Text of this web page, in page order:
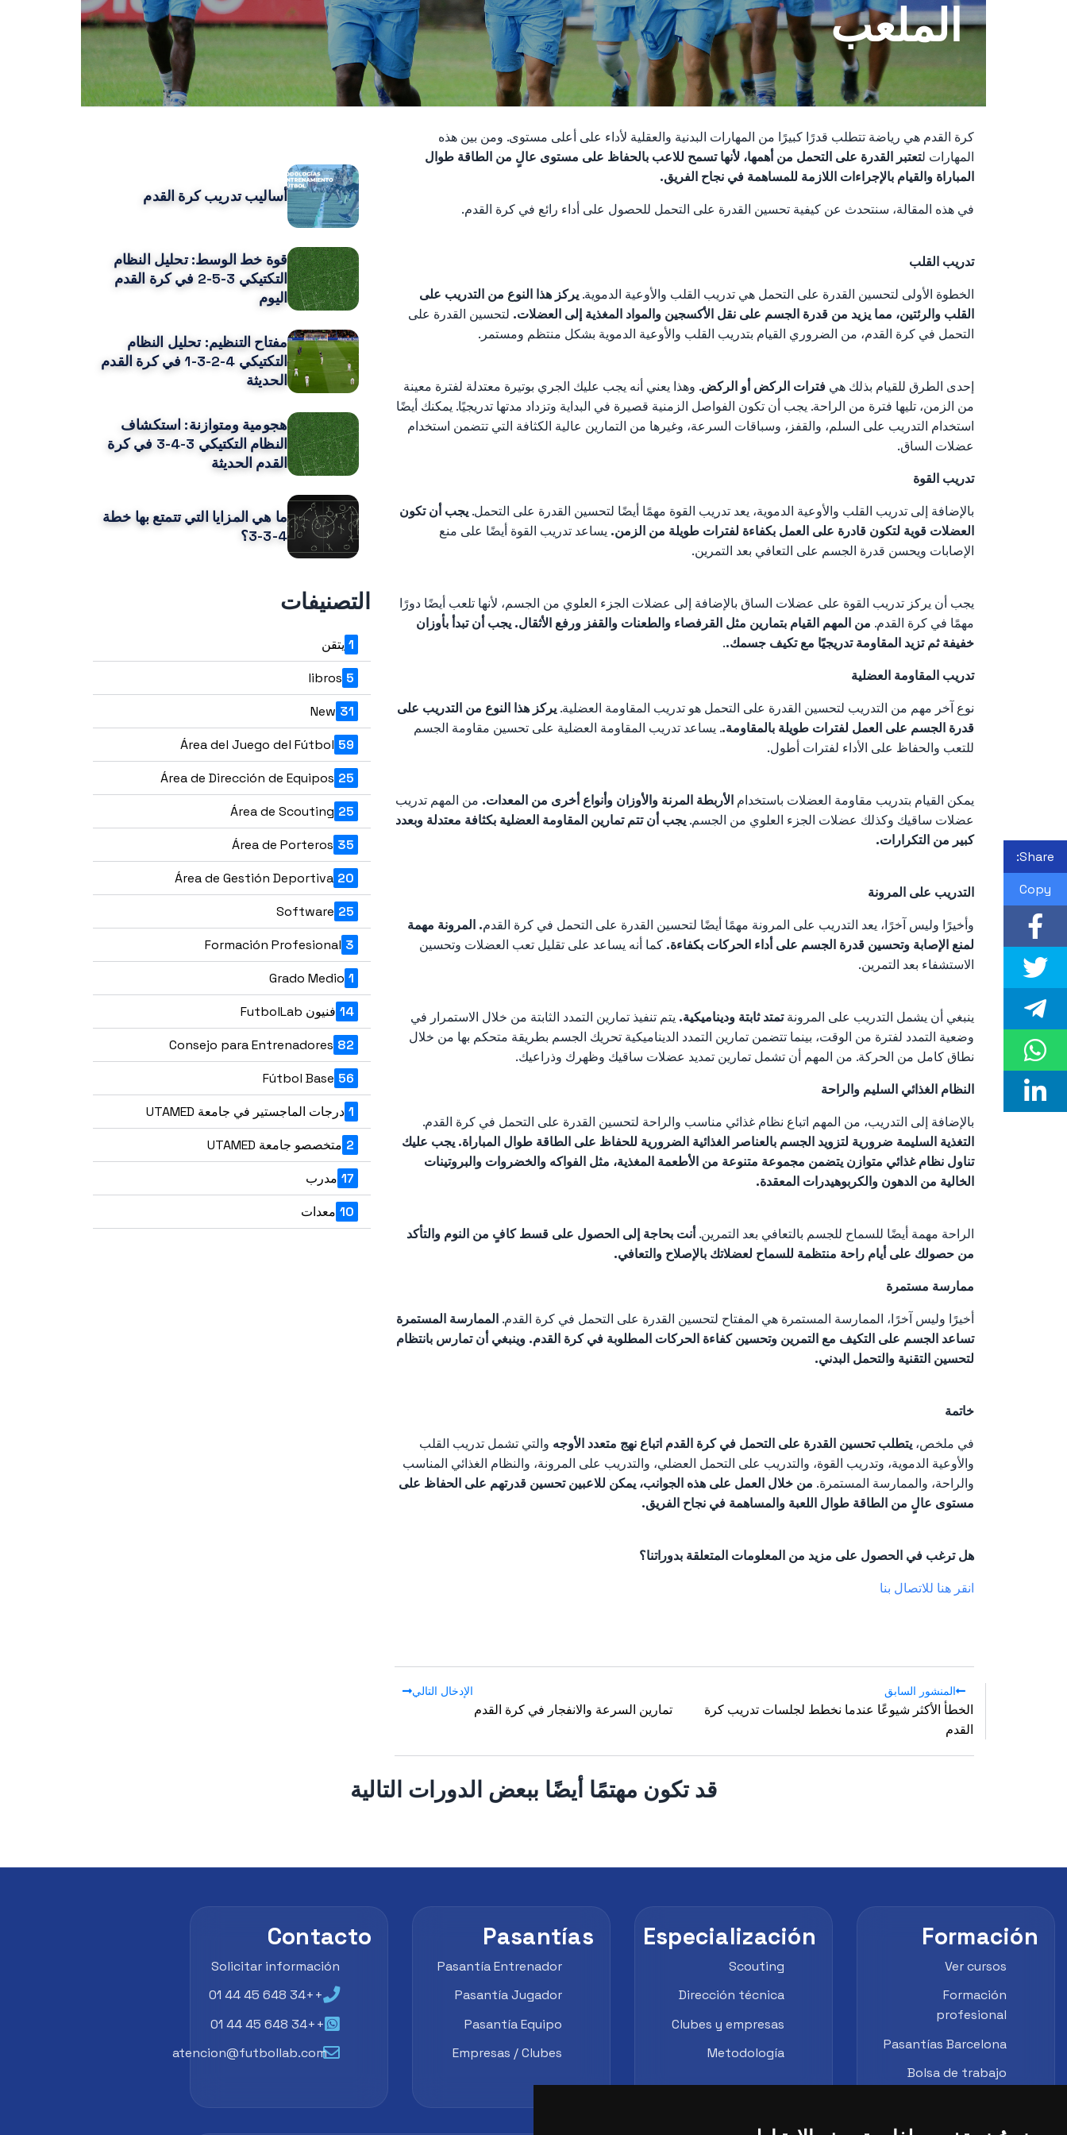
الملعب
كرة القدم هي رياضة تتطلب قدرًا كبيرًا من المهارات البدنية والعقلية لأداء على أعلى مستوى. ومن بين هذه
المهارات لتعتبر القدرة على التحمل من أهمها، لأنها تسمح للاعب بالحفاظ على مستوى عالٍ من الطاقة طوال
المباراة والقيام بالإجراءات اللازمة للمساهمة في نجاح الفريق.
في هذه المقالة، سنتحدث عن كيفية تحسين القدرة على التحمل للحصول على أداء رائع في كرة القدم.
تدريب القلب
الخطوة الأولى لتحسين القدرة على التحمل هي تدريب القلب والأوعية الدموية. يركز هذا النوع من التدريب على
القلب والرئتين، مما يزيد من قدرة الجسم على نقل الأكسجين والمواد المغذية إلى العضلات. لتحسين القدرة على
التحمل في كرة القدم، من الضروري القيام بتدريب القلب والأوعية الدموية بشكل منتظم ومستمر.
إحدى الطرق للقيام بذلك هي فترات الركض أو الركض. وهذا يعني أنه يجب عليك الجري بوتيرة معتدلة لفترة معينة
من الزمن، تليها فترة من الراحة. يجب أن تكون الفواصل الزمنية قصيرة في البداية وتزداد مدتها تدريجيًا. يمكنك أيضًا
استخدام التدريب على السلم، والقفز، وسباقات السرعة، وغيرها من التمارين عالية الكثافة التي تتضمن استخدام
عضلات الساق.
تدريب القوة
بالإضافة إلى تدريب القلب والأوعية الدموية، يعد تدريب القوة مهمًا أيضًا لتحسين القدرة على التحمل. يجب أن تكون
العضلات قوية لتكون قادرة على العمل بكفاءة لفترات طويلة من الزمن. يساعد تدريب القوة أيضًا على منع
الإصابات ويحسن قدرة الجسم على التعافي بعد التمرين.
يجب أن يركز تدريب القوة على عضلات الساق بالإضافة إلى عضلات الجزء العلوي من الجسم، لأنها تلعب أيضًا دورًا
مهمًا في كرة القدم. من المهم القيام بتمارين مثل القرفصاء والطعنات والقفز ورفع الأثقال. يجب أن تبدأ بأوزان
خفيفة ثم تزيد المقاومة تدريجيًا مع تكيف جسمك..
تدريب المقاومة العضلية
نوع آخر مهم من التدريب لتحسين القدرة على التحمل هو تدريب المقاومة العضلية. يركز هذا النوع من التدريب على
قدرة الجسم على العمل لفترات طويلة بالمقاومة.. يساعد تدريب المقاومة العضلية على تحسين مقاومة الجسم
للتعب والحفاظ على الأداء لفترات أطول.
يمكن القيام بتدريب مقاومة العضلات باستخدام الأربطة المرنة والأوزان وأنواع أخرى من المعدات. من المهم تدريب
عضلات ساقيك وكذلك عضلات الجزء العلوي من الجسم. يجب أن تتم تمارين المقاومة العضلية بكثافة معتدلة وبعدد
كبير من التكرارات.
التدريب على المرونة
وأخيرًا وليس آخرًا، يعد التدريب على المرونة مهمًا أيضًا لتحسين القدرة على التحمل في كرة القدم. المرونة مهمة
لمنع الإصابة وتحسين قدرة الجسم على أداء الحركات بكفاءة. كما أنه يساعد على تقليل تعب العضلات وتحسين
الاستشفاء بعد التمرين.
ينبغي أن يشمل التدريب على المرونةتمتد ثابتة وديناميكية. يتم تنفيذ تمارين التمدد الثابتة من خلال الاستمرار في
وضعية التمدد لفترة من الوقت، بينما تتضمن تمارين التمدد الديناميكية تحريك الجسم بطريقة متحكم بها من خلال
نطاق كامل من الحركة. من المهم أن تشمل تمارين تمديد عضلات ساقيك وظهرك وذراعيك.
النظام الغذائي السليم والراحة
بالإضافة إلى التدريب، من المهم اتباع نظام غذائي مناسب والراحة لتحسين القدرة على التحمل في كرة القدم.
التغذية السليمة ضرورية لتزويد الجسم بالعناصر الغذائية الضرورية للحفاظ على الطاقة طوال المباراة. يجب عليك
تناول نظام غذائي متوازن يتضمن مجموعة متنوعة من الأطعمة المغذية، مثل الفواكه والخضروات والبروتينات
الخالية من الدهون والكربوهيدرات المعقدة.
الراحة مهمة أيضًا للسماح للجسم بالتعافي بعد التمرين. أنت بحاجة إلى الحصول على قسط كافٍ من النوم والتأكد
من حصولك على أيام راحة منتظمة للسماح لعضلاتك بالإصلاح والتعافي.
ممارسة مستمرة
أخيرًا وليس آخرًا، الممارسة المستمرة هي المفتاح لتحسين القدرة على التحمل في كرة القدم. الممارسة المستمرة
تساعد الجسم على التكيف مع التمرين وتحسين كفاءة الحركات المطلوبة في كرة القدم. وينبغي أن تمارس بانتظام
لتحسين التقنية والتحمل البدني.
خاتمة
في ملخص، يتطلب تحسين القدرة على التحمل في كرة القدم اتباع نهج متعدد الأوجه والتي تشمل تدريب القلب
والأوعية الدموية، وتدريب القوة، والتدريب على التحمل العضلي، والتدريب على المرونة، والنظام الغذائي المناسب
والراحة، والممارسة المستمرة. من خلال العمل على هذه الجوانب، يمكن للاعبين تحسين قدرتهم على الحفاظ على
مستوى عالٍ من الطاقة طوال اللعبة والمساهمة في نجاح الفريق.
هل ترغب في الحصول على مزيد من المعلومات المتعلقة بدوراتنا؟
انقر هنا للاتصال بنا
المنشور السابق
الخطأ الأكثر شيوعًا عندما نخطط لجلسات تدريب كرة
القدم
الإدخال التالي
تمارين السرعة والانفجار في كرة القدم
أساليب تدريب كرة القدم
قوة خط الوسط: تحليل النظام
التكتيكي 3-5-2 في كرة القدم
اليوم
مفتاح التنظيم: تحليل النظام
التكتيكي 4-2-3-1 في كرة القدم
الحديثة
هجومية ومتوازنة: استكشاف
النظام التكتيكي 3-4-3 في كرة
القدم الحديثة
ما هي المزايا التي تتمتع بها خطة
4-3-3؟
التصنيفات
يتقن 1
libros 5
New 31
Área del Juego del Fútbol 59
Área de Dirección de Equipos 25
Área de Scouting 25
Área de Porteros 35
Área de Gestión Deportiva 20
Software 25
Formación Profesional 3
Grado Medio 1
فنيون FutbolLab 14
Consejo para Entrenadores 82
Fútbol Base 56
درجات الماجستير في جامعة UTAMED 1
متخصصو جامعة UTAMED 2
مدرب 17
معدات 10
قد تكون مهتمًا أيضًا ببعض الدورات التالية
Share:
Copy
Formación
Ver cursos
Formación
profesional
Pasantías Barcelona
Bolsa de trabajo
Especialización
Scouting
Dirección técnica
Clubes y empresas
Metodología
Pasantías
Pasantía Entrenador
Pasantía Jugador
Pasantía Equipo
Empresas / Clubes
Contacto
Solicitar información
++34 648 45 44 01
++34 648 45 44 01
atencion@futbollab.com